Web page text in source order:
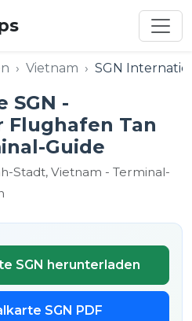
Vietnam SGN
SGN -
Tan
Guide
Stadt, Vietnam - Terminal-
SGN herunterladen
SGN PDF